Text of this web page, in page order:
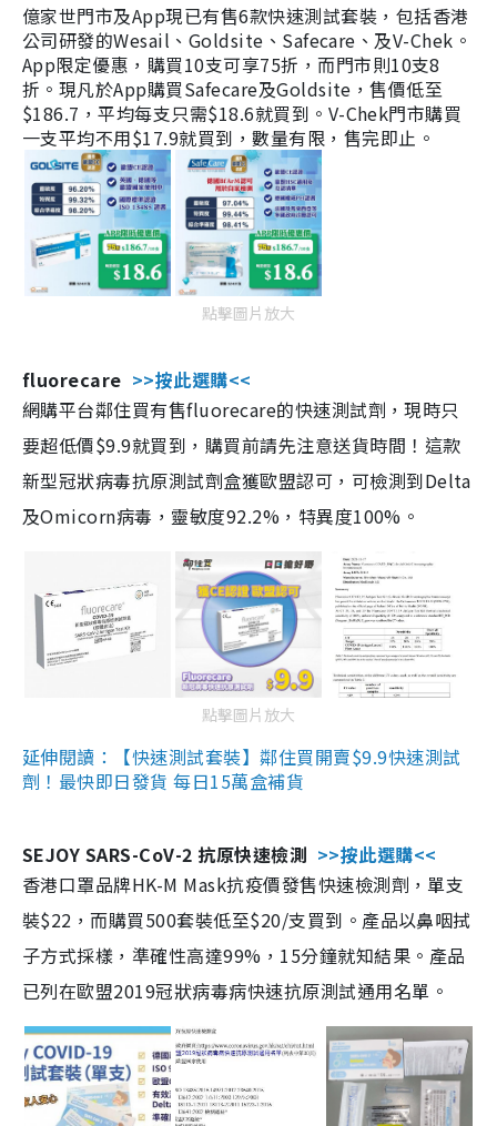
億家世門市及App現已有售6款快速測試套裝，包括香港
公司研發的Wesail、Goldsite、Safecare、及V-Chek。
App限定優惠，購買10支可享75折，而門市則10支8
折。現凡於App購買Safecare及Goldsite，售價低至
$186.7，平均每支只需$18.6就買到。V-Chek門市購買
一支平均不用$17.9就買到，數量有限，售完即止。
點擊圖片放大
fluorecare >>按此選購<<
網購平台鄰住買有售fluorecare的快速測試劑，現時只
要超低價$9.9就買到，購買前請先注意送貨時間！這款
新型冠狀病毒抗原測試劑盒獲歐盟認可，可檢測到Delta
及Omicorn病毒，靈敏度92.2%，特異度100%。
點擊圖片放大
延伸閱讀：【快速測試套裝】鄰住買開賣$9.9快速測試
劑！最快即日發貨 每日15萬盒補貨
SEJOY SARS-CoV-2 抗原快速檢測 >>按此選購<<
香港口罩品牌HK-M Mask抗疫價發售快速檢測劑，單支
裝$22，而購買500套裝低至$20/支買到。產品以鼻咽拭
子方式採樣，準確性高達99%，15分鐘就知結果。產品
已列在歐盟2019冠狀病毒病快速抗原測試通用名單。